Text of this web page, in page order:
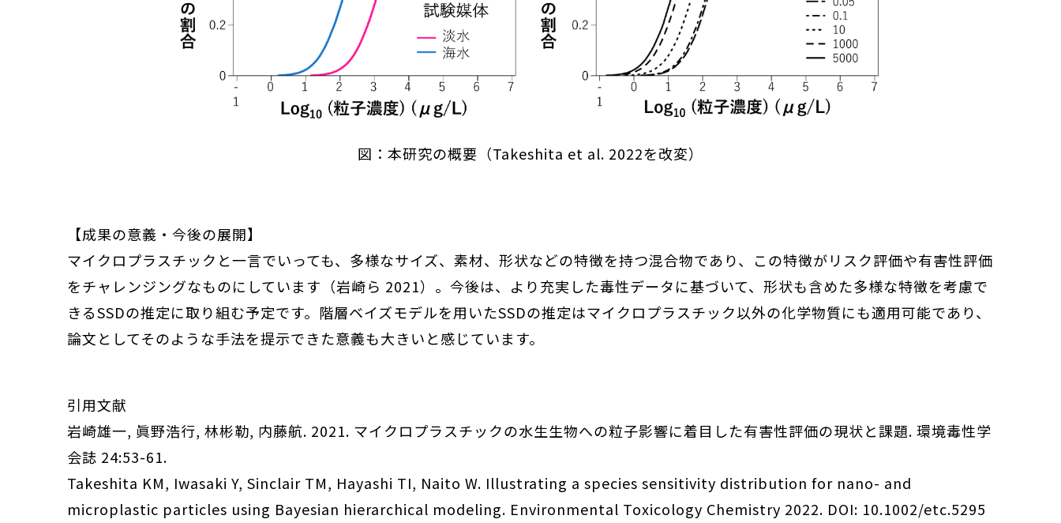
図：本研究の概要（Takeshita et al. 2022を改変）
【成果の意義・今後の展開】
マイクロプラスチックと一言でいっても、多様なサイズ、素材、形状などの特徴を持つ混合物であり、この特徴がリスク評価や有害性評価
をチャレンジングなものにしています（岩崎ら 2021）。今後は、より充実した毒性データに基づいて、形状も含めた多様な特徴を考慮で
きるSSDの推定に取り組む予定です。階層ベイズモデルを用いたSSDの推定はマイクロプラスチック以外の化学物質にも適用可能であり、
論文としてそのような手法を提示できた意義も大きいと感じています。
引用文献
岩崎雄一, 眞野浩行, 林彬勒, 内藤航. 2021. マイクロプラスチックの水生生物への粒子影響に着目した有害性評価の現状と課題. 環境毒性学
会誌 24:53-61.
Takeshita KM, Iwasaki Y, Sinclair TM, Hayashi TI, Naito W. Illustrating a species sensitivity distribution for nano- and
microplastic particles using Bayesian hierarchical modeling. Environmental Toxicology Chemistry 2022. DOI: 10.1002/etc.5295